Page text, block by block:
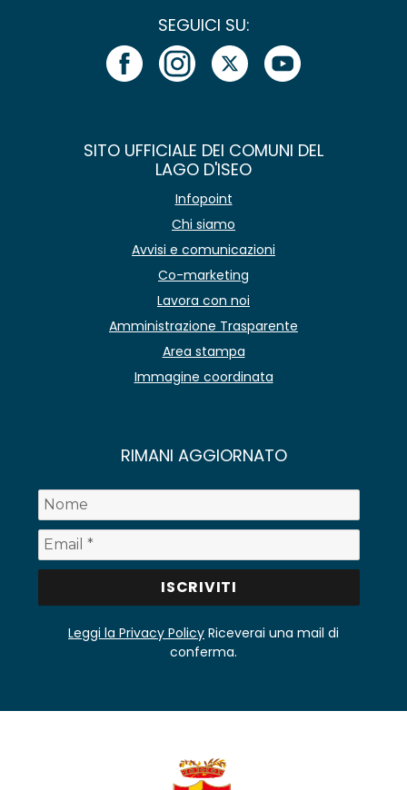
SEGUICI SU:
SITO UFFICIALE DEI COMUNI DEL
LAGO D'ISEO
Infopoint
Chi siamo
Avvisi e comunicazioni
Co-marketing
Lavora con noi
Amministrazione Trasparente
Area stampa
Immagine coordinata
RIMANI AGGIORNATO
Leggi la Privacy Policy Riceverai una mail di
conferma.